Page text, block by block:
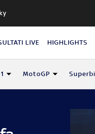
LIVE HIGHLIGHTS
MotoGP